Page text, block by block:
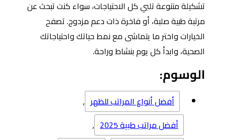
تشكيلة متنوعة تلبي كل الاحتياجات، سواء كنت تبحث عن
مرتبة طبية صلبة، أو فاخرة ذات دعم مزدوج. تصفح
الخيارات واختر ما يتماشى مع نمط حياتك واحتياجاتك
الصحية، وابدأ كل يوم بنشاط وراحة.
الوسوم:
أفضل أنواع المراتب للظهر ,
أفضل مراتب طبية 2025
,